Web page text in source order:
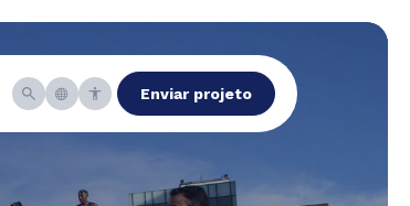
Enviar projeto